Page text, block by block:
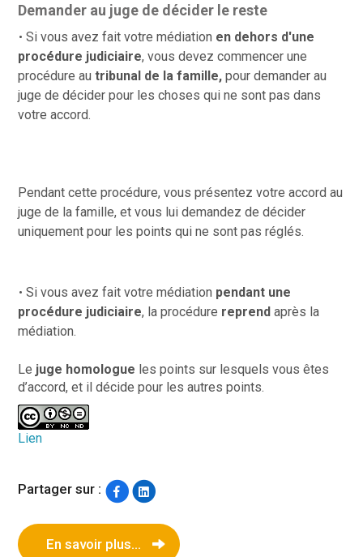
Demander au juge de décider le reste
Si vous avez fait votre médiation en dehors d'une
procédure judiciaire, vous devez commencer une
procédure autribunal de la famille,pour demander au
juge de décider pour les choses qui ne sont pas dans
votre accord.
Pendant cette procédure, vous présentez votre accord au
juge de la famille, et vous lui demandez de décider
uniquement pour les points qui ne sont pas réglés.
Si vous avez fait votre médiation pendant une
procédure judiciaire, la procédure reprend après la
médiation.
Le juge homologue les points sur lesquels vous êtes
d’accord, et il décide pour les autres points.
Lien
Partager sur :
En savoir plus...